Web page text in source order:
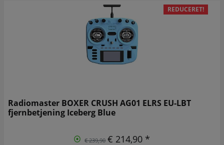
REDUCERET!
Radiomaster BOXER CRUSH AG01 ELRS EU-LBT
fjernbetjening Iceberg Blue
€ 239,90 € 214,90 *